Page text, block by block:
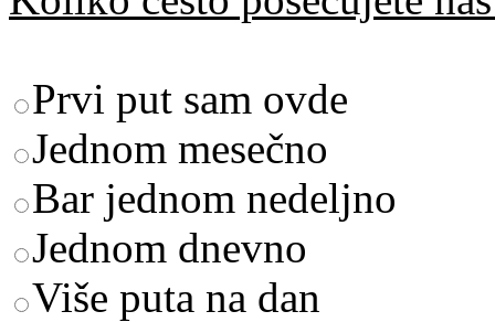
Prvi put sam ovde
Jednom mesečno
Bar jednom nedeljno
Jednom dnevno
Više puta na dan